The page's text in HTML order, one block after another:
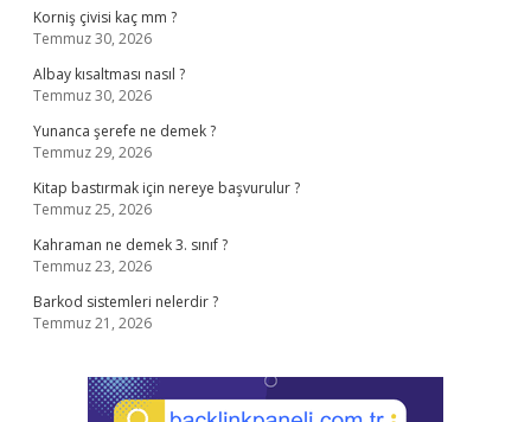
Korniş çivisi kaç mm ?
Temmuz 30, 2026
Albay kısaltması nasıl ?
Temmuz 30, 2026
Yunanca şerefe ne demek ?
Temmuz 29, 2026
Kitap bastırmak için nereye başvurulur ?
Temmuz 25, 2026
Kahraman ne demek 3. sınıf ?
Temmuz 23, 2026
Barkod sistemleri nelerdir ?
Temmuz 21, 2026